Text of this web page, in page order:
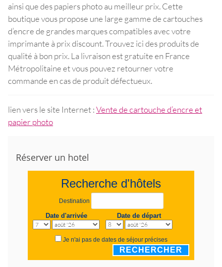
ainsi que des papiers photo au meilleur prix. Cette
boutique vous propose une large gamme de cartouches
d’encre de grandes marques compatibles avec votre
imprimante à prix discount. Trouvez ici des produits de
qualité à bon prix. La livraison est gratuite en France
Métropolitaine et vous pouvez retourner votre
commande en cas de produit défectueux.
lien vers le site Internet :Vente de cartouche d’encre et
papier photo
Réserver un hotel
Recherche d'hôtels
Destination
Date d'arrivée Date de départ
Je n'ai pas de dates de séjour précises
RECHERCHER